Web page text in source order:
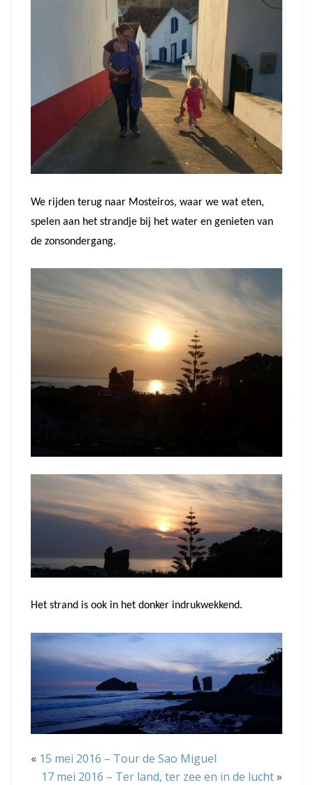
We rijden terug naar Mosteiros, waar we wat eten,
spelen aan het strandje bij het water en genieten van
de zonsondergang.
Het strand is ook in het donker indrukwekkend.
« 15 mei 2016 – Tour de Sao Miguel
17 mei 2016 – Ter land, ter zee en in de lucht»